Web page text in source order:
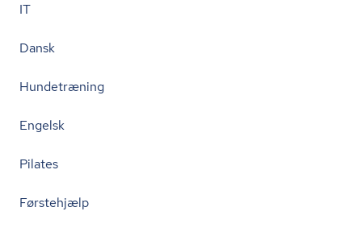
IT
Dansk
Hundetræning
Engelsk
Pilates
Førstehjælp